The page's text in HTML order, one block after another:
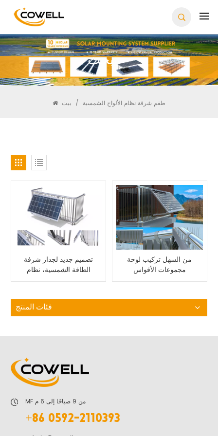
يبحث
بيت / طقم شرفة نظام الألواح الشمسية
تصميم جديد لجدار شرفة
الطاقة الشمسية، نظام
رفوف الطاقة الشمسية،
الشمسية
من السهل تركيب لوحة
مجموعات الأقواس
الشمسية شرفة
فئات المنتج
+86 0592-2110393